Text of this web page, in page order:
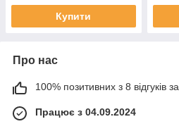
Купити
Про нас
100% позитивних з 8 відгуків за
Працює з 04.09.2024